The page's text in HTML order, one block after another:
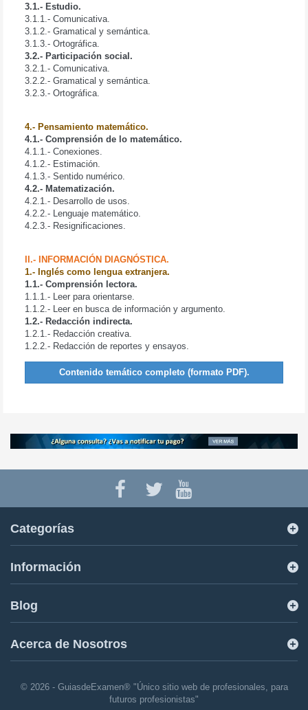
3.1.- Estudio.
3.1.1.- Comunicativa.
3.1.2.- Gramatical y semántica.
3.1.3.- Ortográfica.
3.2.- Participación social.
3.2.1.- Comunicativa.
3.2.2.- Gramatical y semántica.
3.2.3.- Ortográfica.
4.- Pensamiento matemático.
4.1.- Comprensión de lo matemático.
4.1.1.- Conexiones.
4.1.2.- Estimación.
4.1.3.- Sentido numérico.
4.2.- Matematización.
4.2.1.- Desarrollo de usos.
4.2.2.- Lenguaje matemático.
4.2.3.- Resignificaciones.
II.- INFORMACIÓN DIAGNÓSTICA.
1.- Inglés como lengua extranjera.
1.1.- Comprensión lectora.
1.1.1.- Leer para orientarse.
1.1.2.- Leer en busca de información y argumento.
1.2.- Redacción indirecta.
1.2.1.- Redacción creativa.
1.2.2.- Redacción de reportes y ensayos.
Contenido temático completo (formato PDF).
Categorías
Información
© 2026 - GuiasdeExamen® "Único sitio web de profesionales, para
futuros profesionistas"
Blog
Acerca de Nosotros